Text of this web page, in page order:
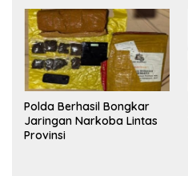
Polda Berhasil Bongkar
Jaringan Narkoba Lintas
Provinsi